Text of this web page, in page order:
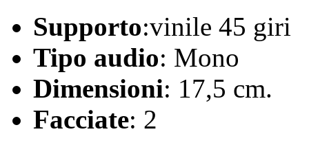
Supporto:vinile 45 giri
Tipo audio: Mono
Dimensioni: 17,5 cm.
Facciate: 2